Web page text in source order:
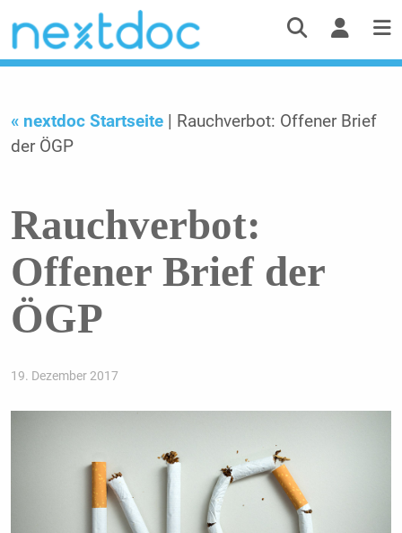
« nextdoc Startseite
| Rauchverbot: Offener Brief
der ÖGP
Rauchverbot:
Offener Brief der
ÖGP
19. Dezember 2017